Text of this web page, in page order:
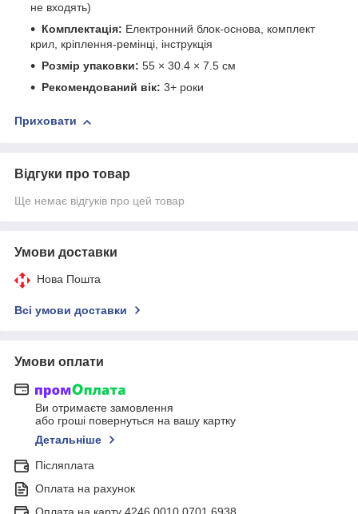
не входять)
Комплектація: Електронний блок-основа, комплект
крил, кріплення-ремінці, інструкція
Розмір упаковки: 55 × 30.4 × 7.5 см
Рекомендований вік: 3+ роки
Приховати
Відгуки про товар
Ще немає відгуків про цей товар
Умови доставки
Нова Пошта
Всі умови доставки
Умови оплати
Ви отримаєте замовлення
або гроші повернуться на вашу картку
Детальніше
Післяплата
Оплата на рахунок